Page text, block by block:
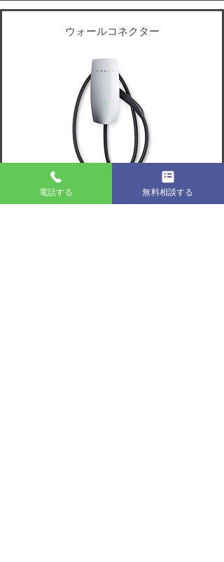
ウォールコネクター
✅自宅や職場でテスラ車を手軽に充電
電話する 無料相談する